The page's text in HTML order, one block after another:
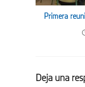
Primera
Deja una